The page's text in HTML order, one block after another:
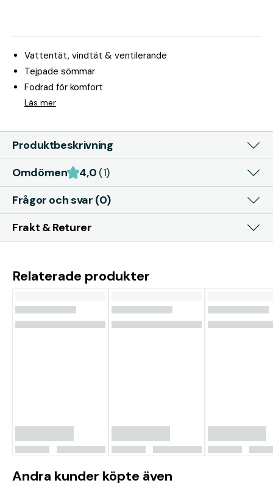
Vattentät, vindtät & ventilerande
Tejpade sömmar
Fodrad för komfort
Läs mer
Produktbeskrivning
Omdömen
4,0 (1)
Frågor och svar (0)
Frakt & Returer
Relaterade produkter
Andra kunder köpte även